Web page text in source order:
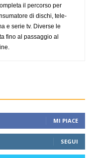
il percorso per
di dischi, tele-
e serie tv. Diverse le
fino al passaggio al
MI PIACE
SEGUI